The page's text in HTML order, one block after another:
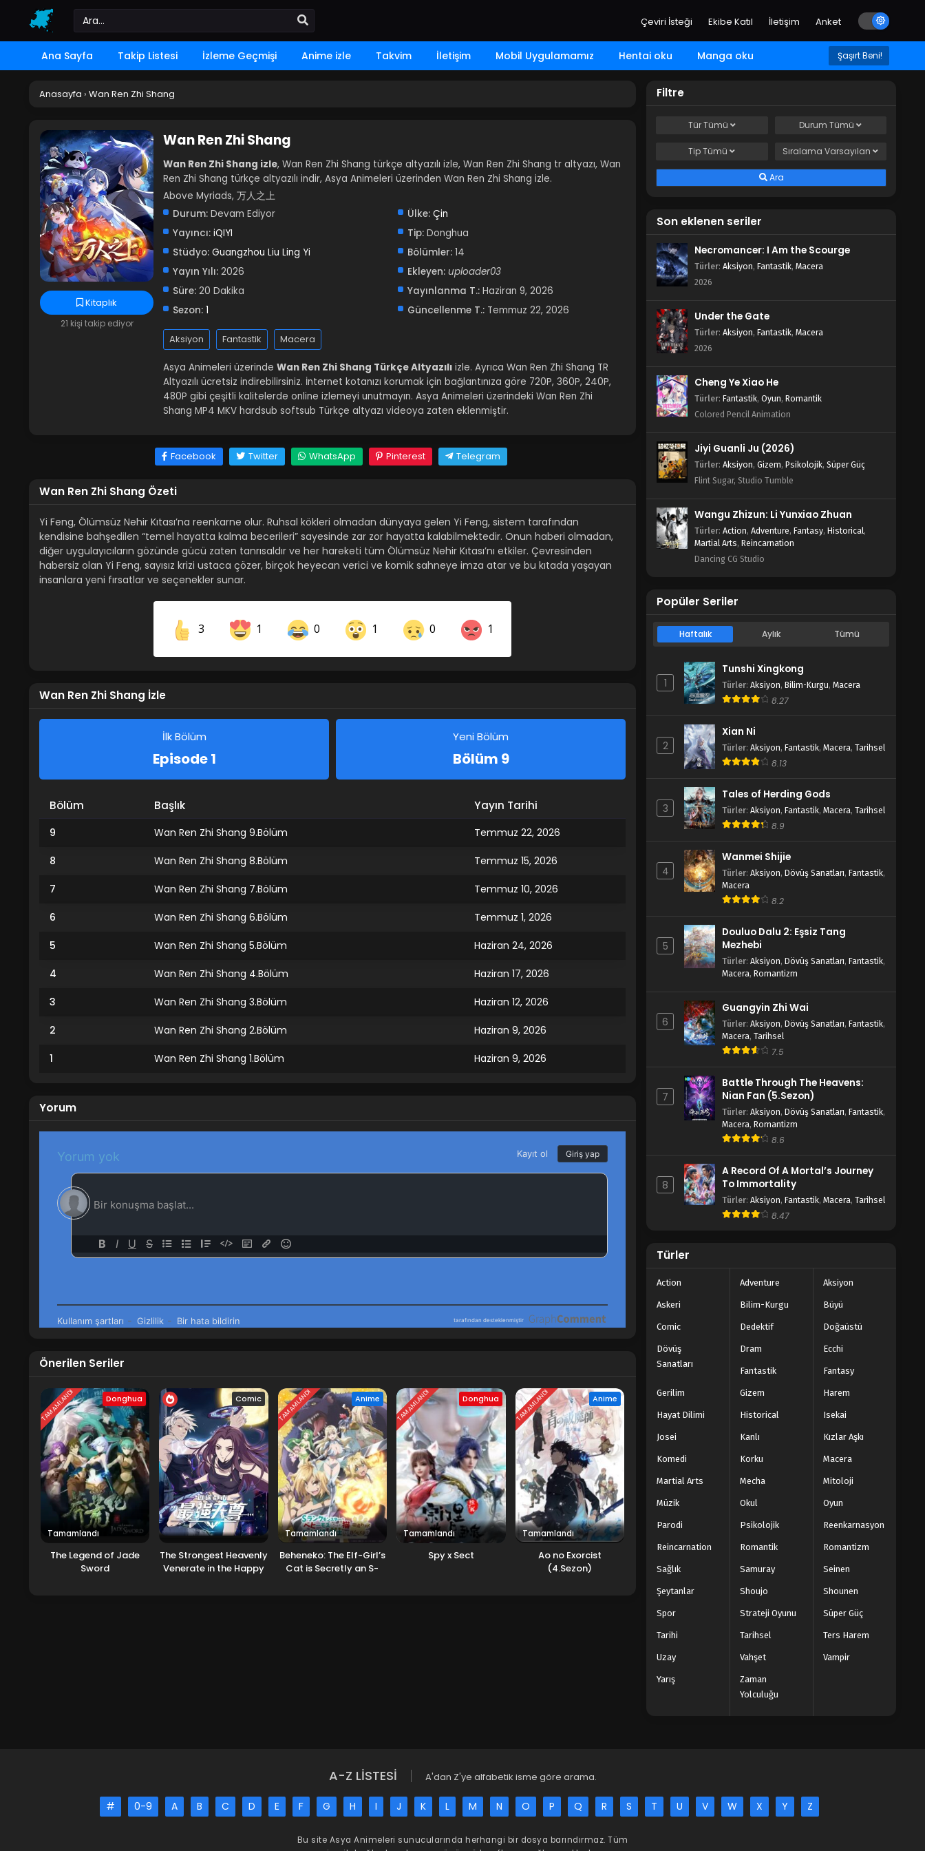
Çeviri İsteği Ekibe Katıl İletişim Anket
Ana Sayfa Takip Listesi İzleme Geçmişi Anime izle Takvim İletişim Mobil Uygulamamız Hentai oku Manga oku Şaşırt Beni!
Anasayfa › Wan Ren Zhi Shang
Kitaplık
21 kişi takip ediyor
Wan Ren Zhi Shang
Wan Ren Zhi Shang izle, Wan Ren Zhi Shang türkçe altyazılı izle, Wan Ren Zhi Shang tr altyazı, Wan
Ren Zhi Shang türkçe altyazılı indir, Asya Animeleri üzerinden Wan Ren Zhi Shang izle.
Above Myriads, 万人之上
Durum: Devam Ediyor
Yayıncı: iQIYI
Stüdyo: Guangzhou Liu Ling Yi
Yayın Yılı: 2026
Süre: 20 Dakika
Sezon: 1
Ülke: Çin
Tip:Donghua
Bölümler:14
Ekleyen: uploader03
Yayınlanma T.: Haziran 9, 2026
Güncellenme T.: Temmuz 22, 2026
Aksiyon Fantastik Macera
Asya Animeleri üzerinde Wan Ren Zhi Shang Türkçe Altyazılı izle. Ayrıca Wan Ren Zhi Shang TR
Altyazılı ücretsiz indirebilirsiniz. İnternet kotanızı korumak için bağlantınıza göre 720P, 360P, 240P,
480P gibi çeşitli kalitelerde online izlemeyi unutmayın. Asya Animeleri üzerindeki Wan Ren Zhi
Shang MP4 MKV hardsub softsub Türkçe altyazı videoya zaten eklenmiştir.
Facebook Twitter WhatsApp Pinterest Telegram
Wan Ren Zhi Shang Özeti
Yi Feng, Ölümsüz Nehir Kıtası’na reenkarne olur. Ruhsal kökleri olmadan dünyaya gelen Yi Feng, sistem tarafından
kendisine bahşedilen “temel hayatta kalma becerileri” sayesinde zar zor hayatta kalabilmektedir. Onun haberi olmadan,
diğer uygulayıcıların gözünde gücü zaten tanrısaldır ve her hareketi tüm Ölümsüz Nehir Kıtası’nı etkiler. Çevresinden
habersiz olan Yi Feng, sayısız krizi ustaca çözer, birçok heyecan verici ve komik sahneye imza atar ve bu kıtada yaşayan
insanlara yeni fırsatlar ve seçenekler sunar.
3 1 0 1 0 1
Wan Ren Zhi Shang İzle
İlk Bölüm
Episode 1
Yeni Bölüm
Bölüm 9
Bölüm Başlık Yayın Tarihi
9 Wan Ren Zhi Shang 9.Bölüm Temmuz 22, 2026
8 Wan Ren Zhi Shang 8.Bölüm Temmuz 15, 2026
7 Wan Ren Zhi Shang 7.Bölüm Temmuz 10, 2026
6 Wan Ren Zhi Shang 6.Bölüm Temmuz 1, 2026
5 Wan Ren Zhi Shang 5.Bölüm Haziran 24, 2026
4 Wan Ren Zhi Shang 4.Bölüm Haziran 17, 2026
3 Wan Ren Zhi Shang 3.Bölüm Haziran 12, 2026
2 Wan Ren Zhi Shang 2.Bölüm Haziran 9, 2026
1 Wan Ren Zhi Shang 1.Bölüm Haziran 9, 2026
Yorum
Önerilen Seriler
TAMAMLANDI Donghua
Tamamlandı
The Legend of Jade
Sword
Comic
The Strongest Heavenly
Venerate in the Happy
TAMAMLANDI Anime
Tamamlandı
Beheneko: The Elf-Girl’s
Cat is Secretly an S-
TAMAMLANDI Donghua
Tamamlandı
Spy x Sect
TAMAMLANDI Anime
Tamamlandı
Ao no Exorcist
(4.Sezon)
Filtre
TürTümü DurumTümü
TipTümü SıralamaVarsayılan
Ara
Son eklenen seriler
Necromancer: I Am the Scourge
Türler: Aksiyon, Fantastik, Macera
2026
Under the Gate
Türler: Aksiyon, Fantastik, Macera
2026
Cheng Ye Xiao He
Türler: Fantastik, Oyun, Romantik
Colored Pencil Animation
Jiyi Guanli Ju (2026)
Türler: Aksiyon, Gizem, Psikolojik, Süper Güç
Flint Sugar, Studio Tumble
Wangu Zhizun: Li Yunxiao Zhuan
Türler: Action, Adventure, Fantasy, Historical,
Martial Arts, Reincarnation
Dancing CG Studio
Popüler Seriler
Haftalık Aylık Tümü
1
Tunshi Xingkong
Türler: Aksiyon, Bilim-Kurgu, Macera
8.27
2
Xian Ni
Türler: Aksiyon, Fantastik, Macera, Tarihsel
8.13
3
Tales of Herding Gods
Türler: Aksiyon, Fantastik, Macera, Tarihsel
8.9
4
Wanmei Shijie
Türler: Aksiyon, Dövüş Sanatları, Fantastik,
Macera
8.2
5
Douluo Dalu 2: Eşsiz Tang
Mezhebi
Türler: Aksiyon, Dövüş Sanatları, Fantastik,
Macera, Romantizm
6
Guangyin Zhi Wai
Türler: Aksiyon, Dövüş Sanatları, Fantastik,
Macera, Tarihsel
7.5
7
Battle Through The Heavens:
Nian Fan (5.Sezon)
Türler: Aksiyon, Dövüş Sanatları, Fantastik,
Macera, Romantizm
8.6
8
A Record Of A Mortal’s Journey
To Immortality
Türler: Aksiyon, Fantastik, Macera, Tarihsel
8.47
Türler
Action Adventure Aksiyon
Askeri Bilim-Kurgu Büyü
Comic Dedektif Doğaüstü
Dövüş
Sanatları
Dram Ecchi
Fantastik Fantasy
Gerilim Gizem Harem
Hayat Dilimi Historical Isekai
Josei Kanlı Kızlar Aşkı
Komedi Korku Macera
Martial Arts Mecha Mitoloji
Müzik Okul Oyun
Parodi Psikolojik Reenkarnasyon
Reincarnation Romantik Romantizm
Sağlık Samuray Seinen
Şeytanlar Shoujo Shounen
Spor Strateji Oyunu Süper Güç
Tarihi Tarihsel Ters Harem
Uzay Vahşet Vampir
Yarış
Zaman
Yolculuğu
A-Z LİSTESİ A'dan Z'ye alfabetik isme göre arama.
# 0-9 A B C D E F G H I J K L M N O P Q R S T U V W X Y Z
Bu site Asya Animeleri sunucularında herhangi bir dosya barındırmaz. Tüm